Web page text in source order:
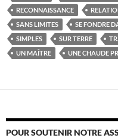
RECONNAISSANCE
SANS LIMITES
SE FONDRE
SIMPLES
SUR TERRE
UN MAÎTRE
UNE CHAUDE
POUR SOUTENIR NOTRE